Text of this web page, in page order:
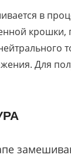
в
Для